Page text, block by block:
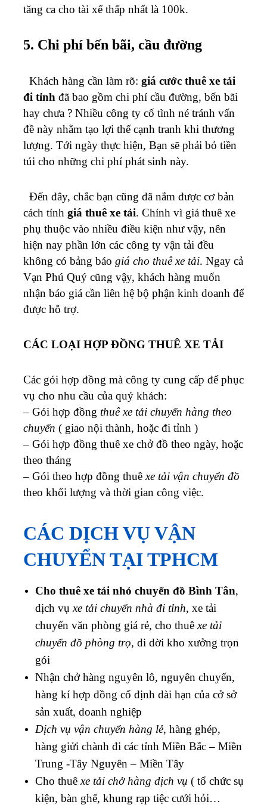
tăng ca cho tài xế thấp nhất là 100k.
5. Chi phí bến bãi, cầu đường
Khách hàng cần làm rõ: giá cước thuê xe tải
đi tỉnh đã bao gồm chi phí cầu đường, bến bãi
hay chưa ? Nhiều công ty cố tình né tránh vấn
đề này nhằm tạo lợi thế cạnh tranh khi thương
lượng. Tới ngày thực hiện, Bạn sẽ phải bỏ tiền
túi cho những chi phí phát sinh này.
Đến đây, chắc bạn cũng đã nắm được cơ bản
cách tính giá thuê xe tải. Chính vì giá thuê xe
phụ thuộc vào nhiều điều kiện như vậy, nên
hiện nay phần lớn các công ty vận tải đều
không có bảng báo giá cho thuê xe tải. Ngay cả
Vạn Phú Quý cũng vậy, khách hàng muốn
nhận báo giá cần liên hệ bộ phận kinh doanh để
được hỗ trợ.
CÁC LOẠI HỢP ĐỒNG THUÊ XE TẢI
Các gói hợp đồng mà công ty cung cấp để phục
vụ cho nhu cầu của quý khách:
– Gói hợp đồng thuê xe tải chuyển hàng theo
chuyến ( giao nội thành, hoặc đi tỉnh )
– Gói hợp đồng thuê xe chở đồ theo ngày, hoặc
theo tháng
– Gói theo hợp đồng thuê xe tải vận chuyển đồ
theo khối lượng và thời gian công việc.
CÁC DỊCH VỤ VẬN
CHUYỂN TẠI TPHCM
Cho thuê xe tải nhỏ chuyển đồ Bình Tân,
dịch vụ xe tải chuyển nhà đi tỉnh, xe tải
chuyển văn phòng giá rẻ, cho thuê xe tải
chuyển đồ phòng trọ, di dời kho xưởng trọn
gói
Nhận chở hàng nguyên lô, nguyên chuyến,
hàng kí hợp đồng cố định dài hạn của cở sở
sản xuất, doanh nghiệp
Dịch vụ vận chuyển hàng lẻ, hàng ghép,
hàng giửi chành đi các tỉnh Miền Bắc – Miền
Trung -Tây Nguyên – Miền Tây
Cho thuê xe tải chở hàng dịch vụ ( tổ chức sụ
kiện, bàn ghế, khung rạp tiệc cưới hỏi…